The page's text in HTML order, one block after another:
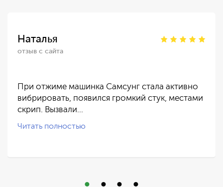
Наталья
отзыв с сайта
При отжиме машинка Самсунг стала активно
вибрировать, появился громкий стук, местами
скрип. Вызвали…
Читать полностью